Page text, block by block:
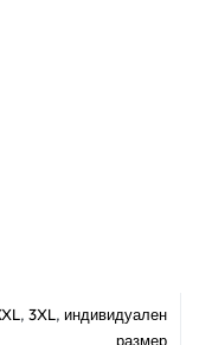
, 3XL, индивидуален
размер